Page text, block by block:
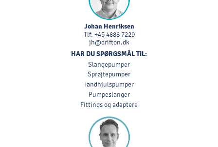
Johan Henriksen
Tlf. +45 4888 7229
jh@drifton.dk
HAR DU SPØRGSMÅL TIL:
Slangepumper
Sprøjtepumper
Tandhjulspumper
Pumpeslanger
Fittings og adaptere